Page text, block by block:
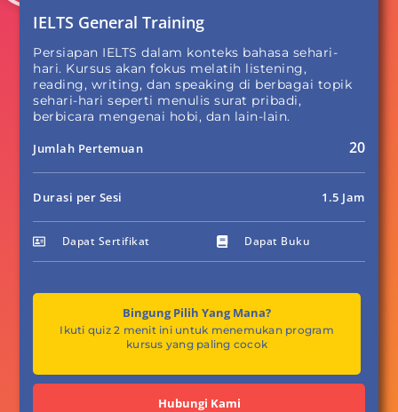
IELTS General Training
Persiapan IELTS dalam konteks bahasa sehari-
hari. Kursus akan fokus melatih listening,
reading, writing, dan speaking di berbagai topik
sehari-hari seperti menulis surat pribadi,
berbicara mengenai hobi, dan lain-lain.
Jumlah Pertemuan
20
Durasi per Sesi 1.5 Jam
Dapat Sertifikat Dapat Buku
Bingung Pilih Yang Mana?
Ikuti quiz 2 menit ini untuk menemukan program
kursus yang paling cocok
Hubungi Kami